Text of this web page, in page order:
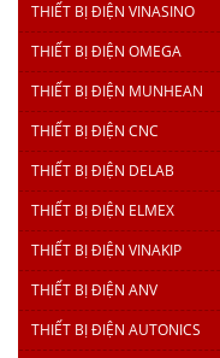
THIẾT BỊ ĐIỆN VINASINO
THIẾT BỊ ĐIỆN OMEGA
THIẾT BỊ ĐIỆN MUNHEAN
THIẾT BỊ ĐIỆN CNC
THIẾT BỊ ĐIỆN DELAB
THIẾT BỊ ĐIỆN ELMEX
THIẾT BỊ ĐIỆN VINAKIP
THIẾT BỊ ĐIỆN ANV
THIẾT BỊ ĐIỆN AUTONICS